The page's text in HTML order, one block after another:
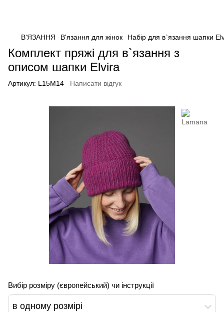
В'ЯЗАННЯ В'язання для жінок Набір для в`язання шапки
Комплект пряжі для в`язання з
описом шапки Elvira
Артикул: L15M14 Написати відгук
Вибір розміру (європейський) чи інструкції
в одному розмірі